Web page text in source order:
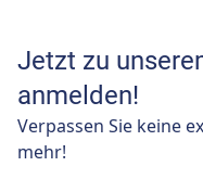
Jetzt zu
anmelden!
Verpassen Sie keine
mehr!